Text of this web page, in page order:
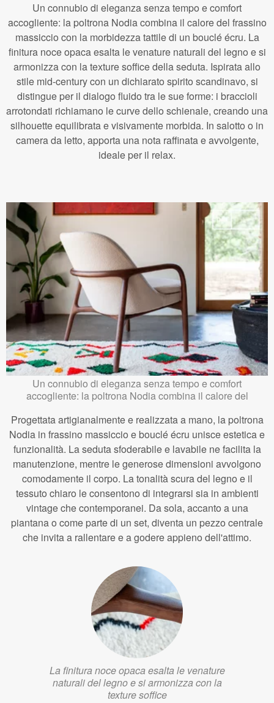
Un connubio di eleganza senza tempo e comfort
accogliente: la poltrona Nodia combina il calore del frassino
massiccio con la morbidezza tattile di un bouclé écru. La
finitura noce opaca esalta le venature naturali del legno e si
armonizza con la texture soffice della seduta. Ispirata allo
stile mid-century con un dichiarato spirito scandinavo, si
distingue per il dialogo fluido tra le sue forme: i braccioli
arrotondati richiamano le curve dello schienale, creando una
silhouette equilibrata e visivamente morbida. In salotto o in
camera da letto, apporta una nota raffinata e avvolgente,
ideale per il relax.
Un connubio di eleganza senza tempo e comfort
accogliente: la poltrona Nodia combina il calore del
Progettata artigianalmente e realizzata a mano, la poltrona
Nodia in frassino massiccio e bouclé écru unisce estetica e
funzionalità. La seduta sfoderabile e lavabile ne facilita la
manutenzione, mentre le generose dimensioni avvolgono
comodamente il corpo. La tonalità scura del legno e il
tessuto chiaro le consentono di integrarsi sia in ambienti
vintage che contemporanei. Da sola, accanto a una
piantana o come parte di un set, diventa un pezzo centrale
che invita a rallentare e a godere appieno dell'attimo.
La finitura noce opaca esalta le venature
naturali del legno e si armonizza con la
texture soffice